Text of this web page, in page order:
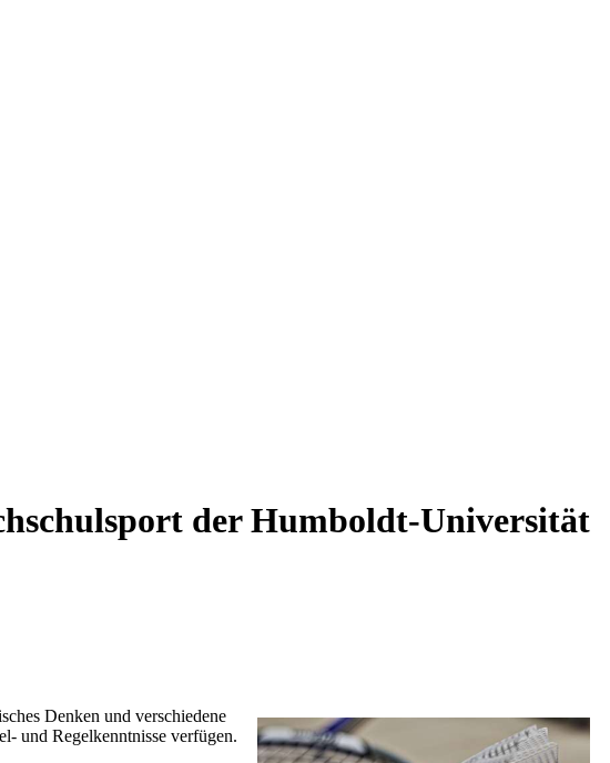
der Humboldt-Universität
Denken und verschiedene
und Regelkenntnisse verfügen.